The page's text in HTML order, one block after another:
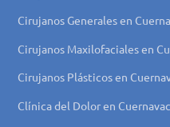
Cirujanos Generales en
Cirujanos Maxilofaciales en
Cirujanos Plásticos en
Clínica del Dolor en